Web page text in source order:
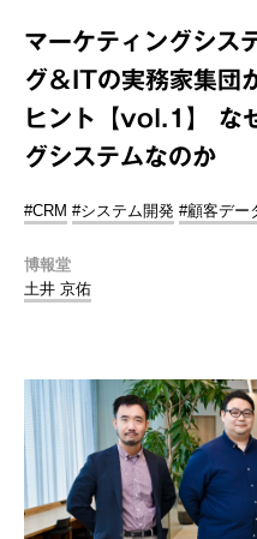
マーケティングシス
グ＆ITの実務家集団
ヒント【vol.1】 な
グシステムなのか
#CRM #システム開発 #顧客デー
博報堂
土井 京佑